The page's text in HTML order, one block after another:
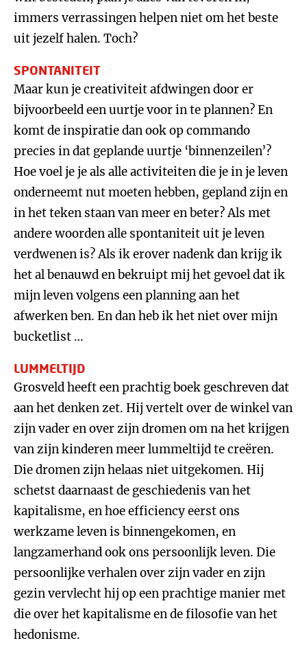
immers verrassingen helpen niet om het beste
uit jezelf halen. Toch?
SPONTANITEIT
Maar kun je creativiteit afdwingen door er
bijvoorbeeld een uurtje voor in te plannen? En
komt de inspiratie dan ook op commando
precies in dat geplande uurtje ‘binnenzeilen’?
Hoe voel je je als alle activiteiten die je in je leven
onderneemt nut moeten hebben, gepland zijn en
in het teken staan van meer en beter? Als met
andere woorden alle spontaniteit uit je leven
verdwenen is? Als ik erover nadenk dan krijg ik
het al benauwd en bekruipt mij het gevoel dat ik
mijn leven volgens een planning aan het
afwerken ben. En dan heb ik het niet over mijn
bucketlist …
LUMMELTIJD
Grosveld heeft een prachtig boek geschreven dat
aan het denken zet. Hij vertelt over de winkel van
zijn vader en over zijn dromen om na het krijgen
van zijn kinderen meer lummeltijd te creëren.
Die dromen zijn helaas niet uitgekomen. Hij
schetst daarnaast de geschiedenis van het
kapitalisme, en hoe efficiency eerst ons
werkzame leven is binnengekomen, en
langzamerhand ook ons persoonlijk leven. Die
persoonlijke verhalen over zijn vader en zijn
gezin vervlecht hij op een prachtige manier met
die over het kapitalisme en de filosofie van het
hedonisme.